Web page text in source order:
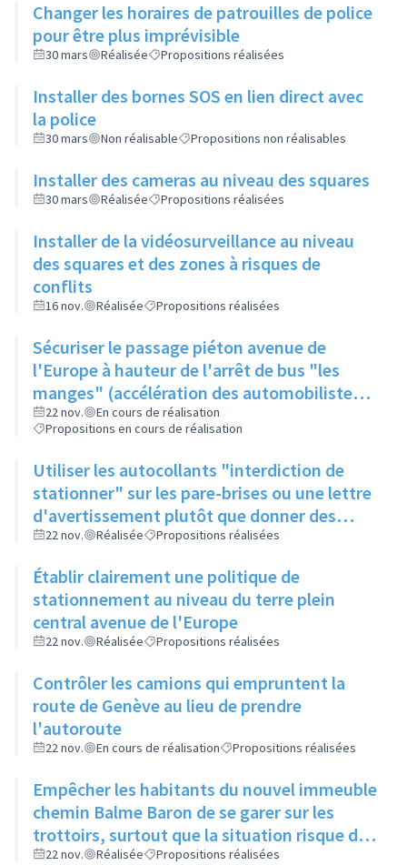
Changer les horaires de patrouilles de police
pour être plus imprévisible
30 mars Réalisée Propositions réalisées
Installer des bornes SOS en lien direct avec
la police
30 mars Non réalisable Propositions non réalisables
Installer des cameras au niveau des squares
30 mars Réalisée Propositions réalisées
Installer de la vidéosurveillance au niveau
des squares et des zones à risques de
conflits
16 nov. Réalisée Propositions réalisées
Sécuriser le passage piéton avenue de
l'Europe à hauteur de l'arrêt de bus "les
manges" (accélération des automobilistes).
Avoir un ASVP pour faire traverser aux
heures d'entrées et sorties de classe
22 nov.
En cours de réalisation
Propositions en cours de réalisation
Utiliser les autocollants "interdiction de
stationner" sur les pare-brises ou une lettre
d'avertissement plutôt que donner des
amendes qui risquent de faire fuir les
rilliards du centre ville
22 nov. Réalisée Propositions réalisées
Établir clairement une politique de
stationnement au niveau du terre plein
central avenue de l'Europe
22 nov. Réalisée Propositions réalisées
Contrôler les camions qui empruntent la
route de Genève au lieu de prendre
l'autoroute
22 nov. En cours de réalisation Propositions réalisées
Empêcher les habitants du nouvel immeuble
chemin Balme Baron de se garer sur les
trottoirs, surtout que la situation risque de
se détériorer à la création d'un autre
22 nov. Réalisée Propositions réalisées